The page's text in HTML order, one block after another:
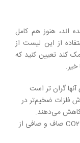
اند، هنوز هم کامل
از این لیست از
کند تعیین کنید که
خیر.
گران تر است
فلزات ضخیم‌تر در
دستگاه های برش فایبر به اندازه لیزرهای CO2 صاف و صافی از